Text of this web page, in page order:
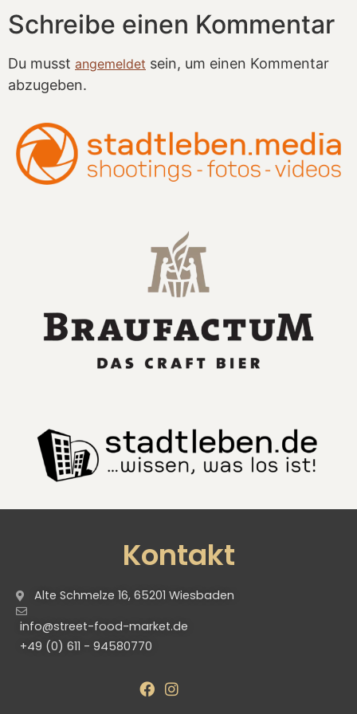
Schreibe einen Kommentar
Du musst angemeldet sein, um einen Kommentar
abzugeben.
Kontakt
Alte Schmelze 16, 65201 Wiesbaden
info@street-food-market.de
+49 (0) 611 - 94580770